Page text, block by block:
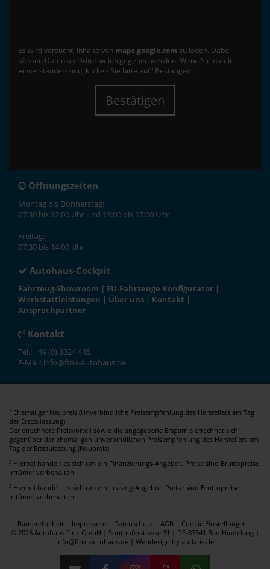
Es wird versucht, Inhalte von maps.google.com zu laden. Dabei
können Daten an Dritte weitergegeben werden. Wenn Sie damit
einverstanden sind, klicken Sie bitte auf "Bestätigen".
Bestätigen
Öffnungszeiten
Montag bis Donnerstag:
07:30 bis 12:00 Uhr und 13:00 bis 17:00 Uhr
Freitag:
07:30 bis 14:00 Uhr
Autohaus-Cockpit
Fahrzeug-Showroom | EU-Fahrzeuge Konfigurator |
Werkstattleistungen | Über uns | Kontakt |
Ansprechpartner
Kontakt
Tel.: +49 (0) 8324 445
E-Mail: info@fink-autohaus.de
1 Ehemaliger Neupreis (Unverbindliche Preisempfehlung des Herstellers am Tag
der Erstzulassung).
Der errechnete Preisvorteil sowie die angegebene Ersparnis errechnet sich
gegenüber der ehemaligen unverbindlichen Preisempfehlung des Herstellers am
Tag der Erstzulassung (Neupreis).
2 Hierbei handelt es sich um ein Finanzierungs-Angebot. Preise sind Bruttopreise.
Irrtümer vorbehalten.
3 Hierbei handelt es sich um ein Leasing-Angebot. Preise sind Bruttopreise.
Irrtümer vorbehalten.
Barrierefreiheit Impressum Datenschutz AGB
Cookie Einstellungen
© 2026 Autohaus Fink GmbH | Sonthoferstrasse 31 | DE-87541 Bad Hindelang |
info@fink-autohaus.de | Webdesign by audaris.de